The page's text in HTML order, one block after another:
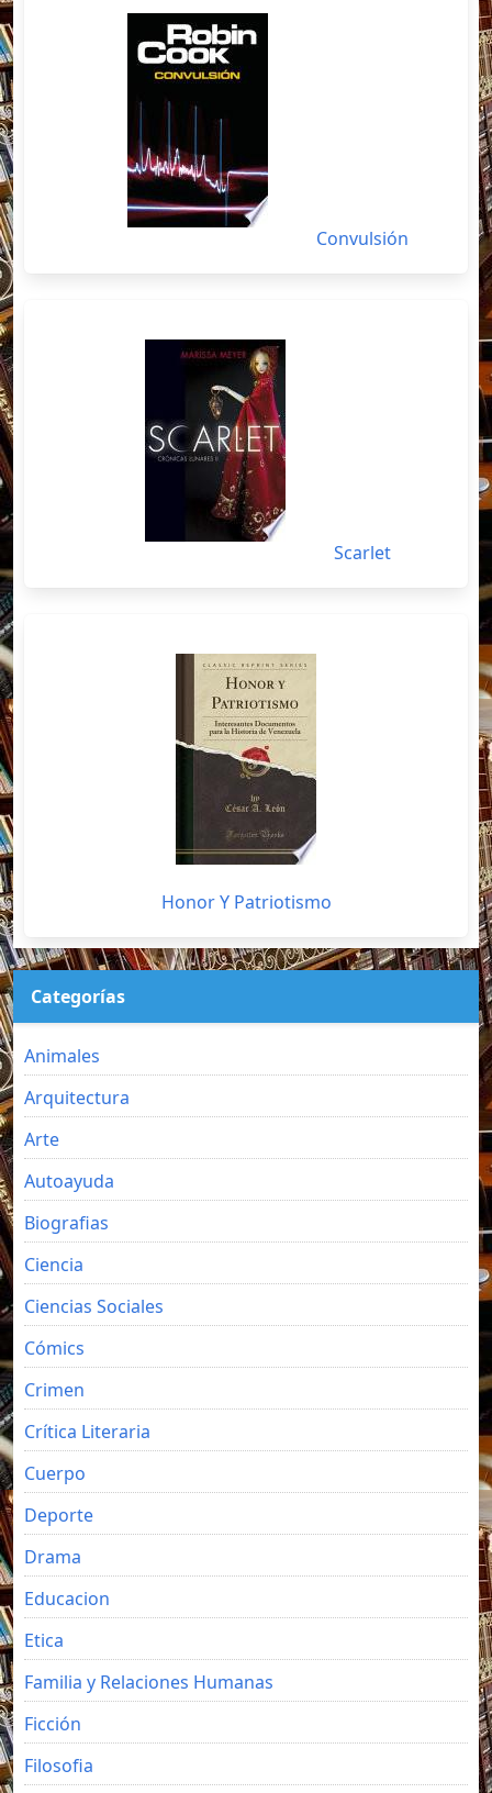
Convulsión
Scarlet
Honor Y Patriotismo
Categorías
Animales
Arquitectura
Arte
Autoayuda
Biografias
Ciencia
Ciencias Sociales
Cómics
Crimen
Crítica Literaria
Cuerpo
Deporte
Drama
Educacion
Etica
Familia y Relaciones Humanas
Ficción
Filosofia